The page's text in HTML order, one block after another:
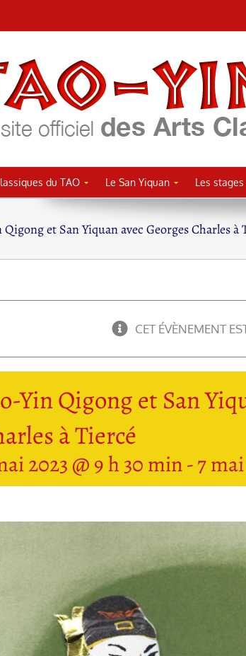
du TAO Le San Yiquan Les stages
Qigong et San Yiquan avec Georges Charles à
CET ÉVÈNEMENT
Yin Qigong et San
à Tiercé
2023 @ 9 h 30 min-7